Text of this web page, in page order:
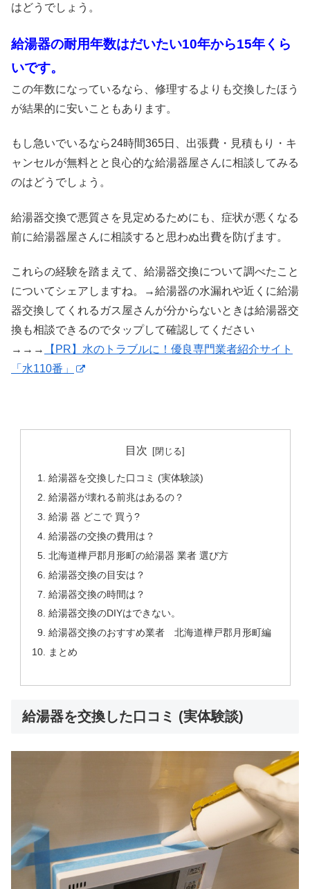
はどうでしょう。
給湯器の耐用年数はだいたい10年から15年くら
いです。
この年数になっているなら、修理するよりも交換したほう
が結果的に安いこともあります。
もし急いでいるなら24時間365日、出張費・見積もり・キ
ャンセルが無料とと良心的な給湯器屋さんに相談してみる
のはどうでしょう。
給湯器交換で悪質さを見定めるためにも、症状が悪くなる
前に給湯器屋さんに相談すると思わぬ出費を防げます。
これらの経験を踏まえて、給湯器交換について調べたこと
についてシェアしますね。→給湯器の水漏れや近くに給湯
器交換してくれるガス屋さんが分からないときは給湯器交
換も相談できるのでタップして確認してください
→→→
【PR】水のトラブルに！優良専門業者紹介サイト
「水110番」
目次
給湯器を交換した口コミ (実体験談)
給湯器が壊れる前兆はあるの？
給湯 器 どこで 買う?
給湯器の交換の費用は？
北海道樺戸郡月形町の給湯器 業者 選び方
給湯器交換の目安は？
給湯器交換の時間は？
給湯器交換のDIYはできない。
給湯器交換のおすすめ業者 北海道樺戸郡月形町編
まとめ
給湯器を交換した口コミ (実体験談)